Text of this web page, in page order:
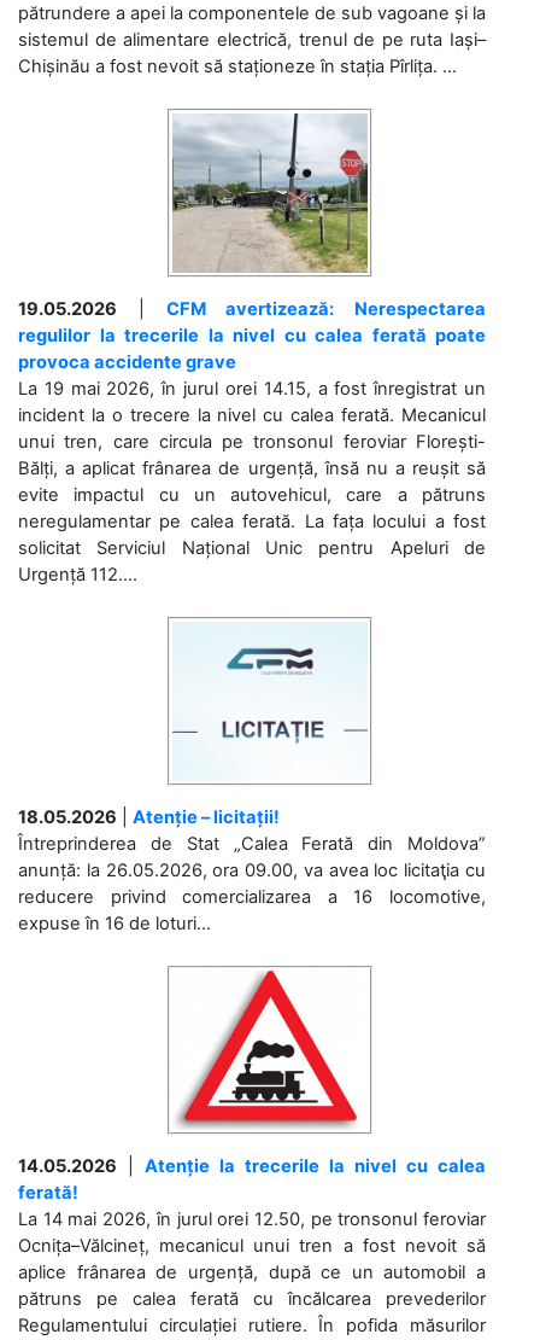
pătrundere a apei la componentele de sub vagoane și la
sistemul de alimentare electrică, trenul de pe ruta Iași–
Chișinău a fost nevoit să staționeze în stația Pîrlița. ...
19.05.2026
CFM avertizează: Nerespectarea
regulilor la trecerile la nivel cu calea ferată poate
provoca accidente grave
La 19 mai 2026, în jurul orei 14.15, a fost înregistrat un
incident la o trecere la nivel cu calea ferată. Mecanicul
unui tren, care circula pe tronsonul feroviar Florești-
Bălți, a aplicat frânarea de urgență, însă nu a reușit să
evite impactul cu un autovehicul, care a pătruns
neregulamentar pe calea ferată. La fața locului a fost
solicitat Serviciul Național Unic pentru Apeluri de
Urgență 112....
18.05.2026
Atenție – licitații!
Întreprinderea de Stat „Calea Ferată din Moldova”
anunță: la 26.05.2026, ora 09.00, va avea loc licitaţia cu
reducere privind comercializarea a 16 locomotive,
expuse în 16 de loturi...
14.05.2026
Atenție la trecerile la nivel cu calea
ferată!
La 14 mai 2026, în jurul orei 12.50, pe tronsonul feroviar
Ocnița–Vălcineț, mecanicul unui tren a fost nevoit să
aplice frânarea de urgență, după ce un automobil a
pătruns pe calea ferată cu încălcarea prevederilor
Regulamentului circulației rutiere. În pofida măsurilor